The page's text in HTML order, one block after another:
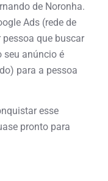
de Noronha.
Ads (rede de
que buscar
seu anúncio é
para a pessoa
esse
pronto para